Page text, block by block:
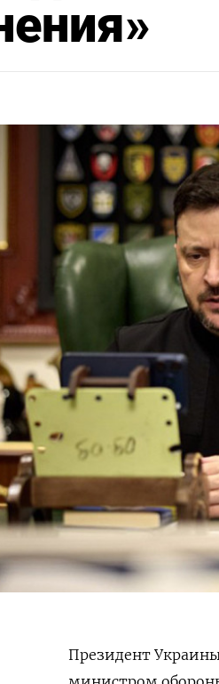
Президент